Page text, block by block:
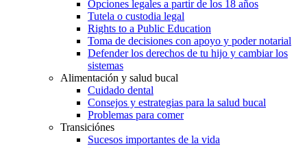
Opciones legales a partir de los 18 años
Tutela o custodia legal
Rights to a Public Education
Toma de decisiones con apoyo y poder notarial
Defender los derechos de tu hijo y cambiar los
sistemas
Alimentación y salud bucal
Cuidado dental
Consejos y estrategias para la salud bucal
Problemas para comer
Transiciónes
Sucesos importantes de la vida